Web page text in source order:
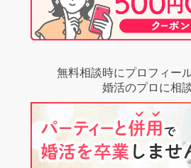
無料相談時にプロフィー
婚活のプロに相